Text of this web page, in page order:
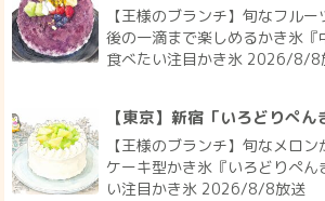
【王様のブランチ】旬なフル
後の一滴まで楽しめるかき氷『
食べたい注目かき氷 2026/8/8
【東京】新宿「いろどりぺん
【王様のブランチ】旬なメロ
ケーキ型かき氷『いろどりぺん
い注目かき氷 2026/8/8放送